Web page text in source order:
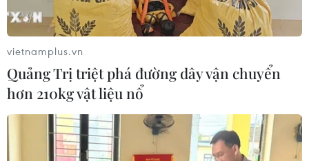
vietnamplus.vn
Quảng Trị triệt phá đường dây vận chuyển
hơn 210kg vật liệu nổ